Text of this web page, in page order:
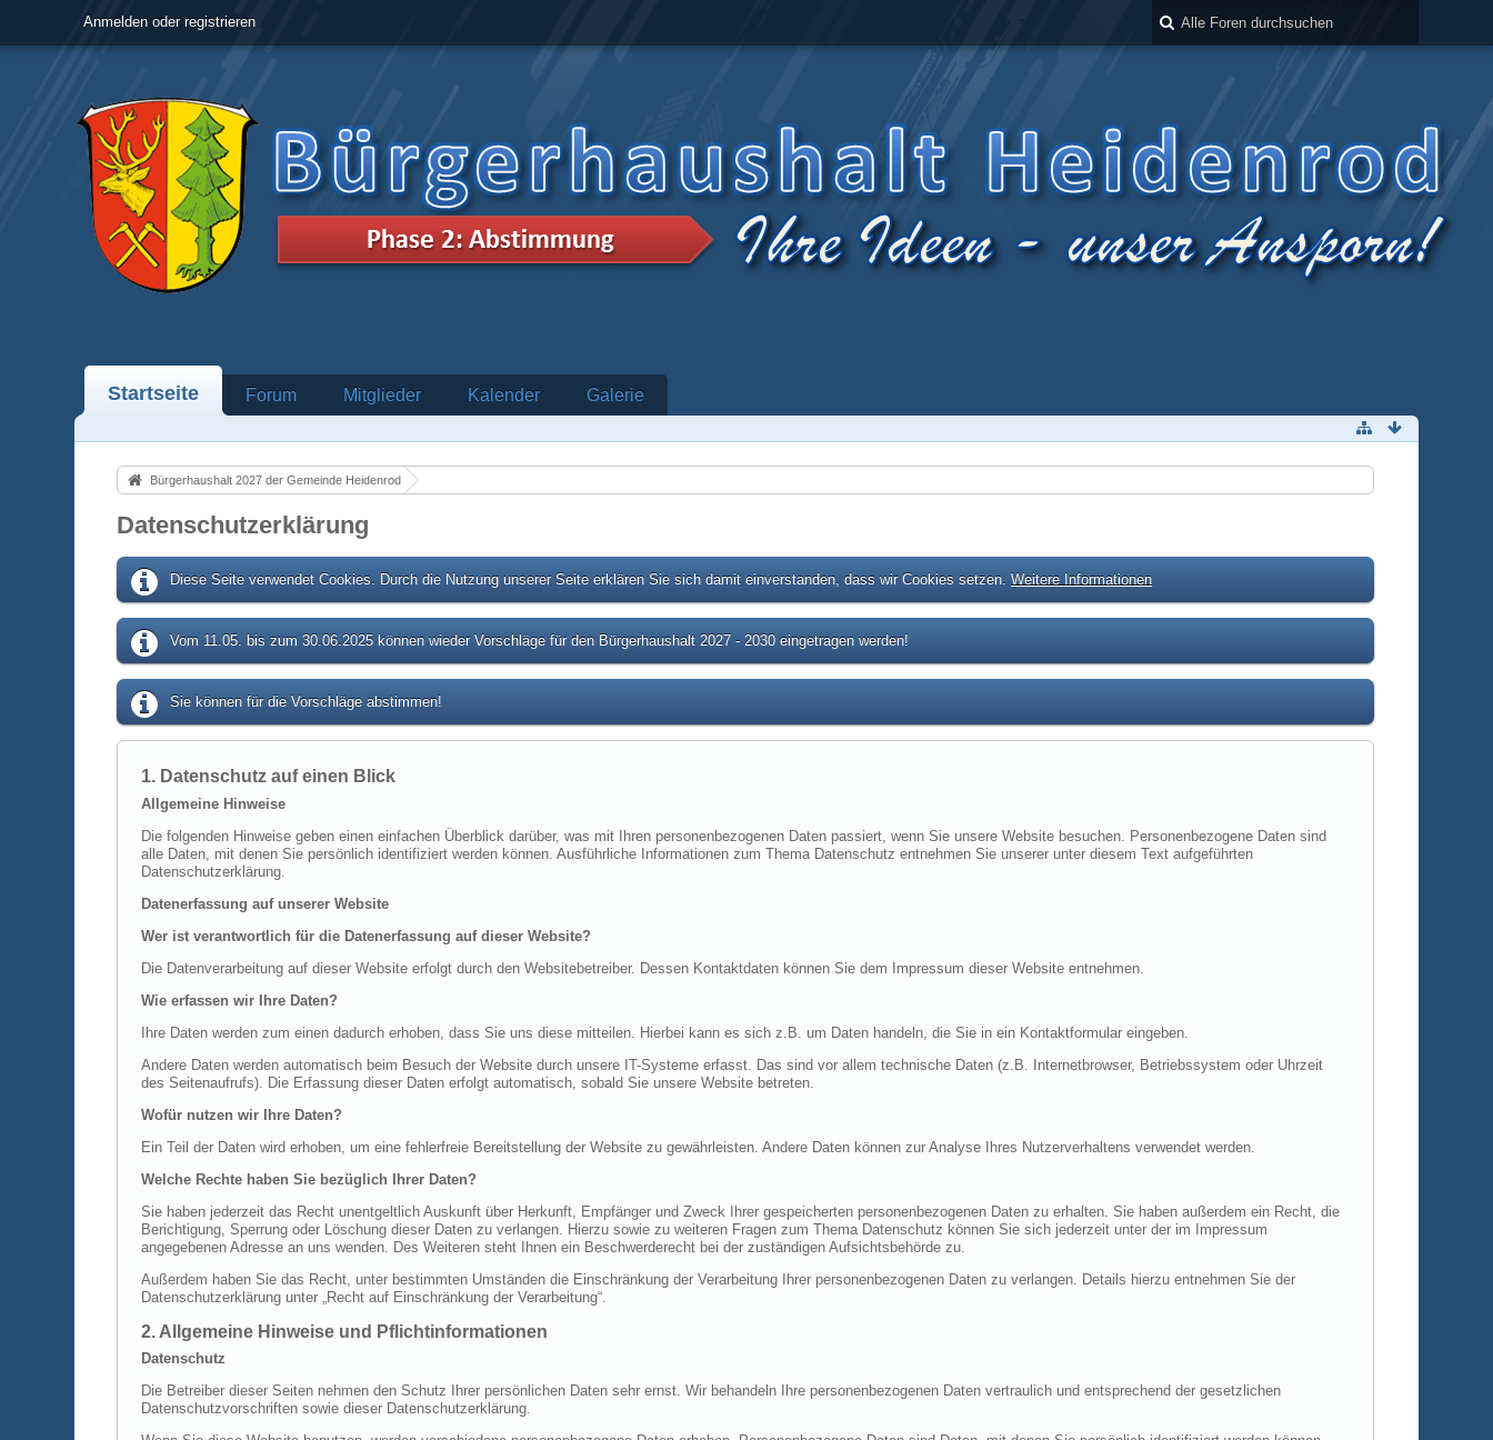
Anmelden oder registrieren
Startseite Forum Mitglieder Kalender Galerie
Bürgerhaushalt 2027 der Gemeinde Heidenrod
Datenschutzerklärung
Diese Seite verwendet Cookies. Durch die Nutzung unserer Seite erklären Sie sich damit einverstanden, dass wir Cookies setzen.Weitere Informationen
Vom 11.05. bis zum 30.06.2025 können wieder Vorschläge für den Bürgerhaushalt 2027 - 2030 eingetragen werden!
Sie können für die Vorschläge abstimmen!
1. Datenschutz auf einen Blick
Allgemeine Hinweise
Die folgenden Hinweise geben einen einfachen Überblick darüber, was mit Ihren personenbezogenen Daten passiert, wenn Sie unsere Website besuchen. Personenbezogene Daten sind
alle Daten, mit denen Sie persönlich identifiziert werden können. Ausführliche Informationen zum Thema Datenschutz entnehmen Sie unserer unter diesem Text aufgeführten
Datenschutzerklärung.
Datenerfassung auf unserer Website
Wer ist verantwortlich für die Datenerfassung auf dieser Website?
Die Datenverarbeitung auf dieser Website erfolgt durch den Websitebetreiber. Dessen Kontaktdaten können Sie dem Impressum dieser Website entnehmen.
Wie erfassen wir Ihre Daten?
Ihre Daten werden zum einen dadurch erhoben, dass Sie uns diese mitteilen. Hierbei kann es sich z.B. um Daten handeln, die Sie in ein Kontaktformular eingeben.
Andere Daten werden automatisch beim Besuch der Website durch unsere IT-Systeme erfasst. Das sind vor allem technische Daten (z.B. Internetbrowser, Betriebssystem oder Uhrzeit
des Seitenaufrufs). Die Erfassung dieser Daten erfolgt automatisch, sobald Sie unsere Website betreten.
Wofür nutzen wir Ihre Daten?
Ein Teil der Daten wird erhoben, um eine fehlerfreie Bereitstellung der Website zu gewährleisten. Andere Daten können zur Analyse Ihres Nutzerverhaltens verwendet werden.
Welche Rechte haben Sie bezüglich Ihrer Daten?
Sie haben jederzeit das Recht unentgeltlich Auskunft über Herkunft, Empfänger und Zweck Ihrer gespeicherten personenbezogenen Daten zu erhalten. Sie haben außerdem ein Recht, die
Berichtigung, Sperrung oder Löschung dieser Daten zu verlangen. Hierzu sowie zu weiteren Fragen zum Thema Datenschutz können Sie sich jederzeit unter der im Impressum
angegebenen Adresse an uns wenden. Des Weiteren steht Ihnen ein Beschwerderecht bei der zuständigen Aufsichtsbehörde zu.
Außerdem haben Sie das Recht, unter bestimmten Umständen die Einschränkung der Verarbeitung Ihrer personenbezogenen Daten zu verlangen. Details hierzu entnehmen Sie der
Datenschutzerklärung unter „Recht auf Einschränkung der Verarbeitung“.
2. Allgemeine Hinweise und Pflichtinformationen
Datenschutz
Die Betreiber dieser Seiten nehmen den Schutz Ihrer persönlichen Daten sehr ernst. Wir behandeln Ihre personenbezogenen Daten vertraulich und entsprechend der gesetzlichen
Datenschutzvorschriften sowie dieser Datenschutzerklärung.